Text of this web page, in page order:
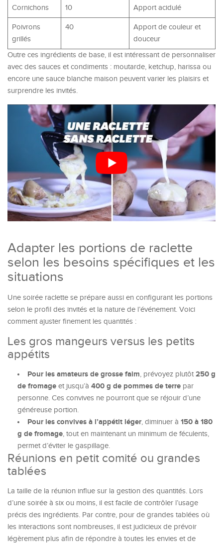
Cornichons 10 Apport acidulé
Poivrons
grillés
40
Apport de couleur et
douceur
Outre ces ingrédients de base, il est intéressant de personnaliser
avec des sauces et condiments : moutarde, ketchup, harissa ou
encore une sauce blanche maison peuvent varier les plaisirs et
surprendre les invités.
Adapter les portions de raclette
selon les besoins spécifiques et les
situations
Une soirée raclette se prépare aussi en configurant les portions
selon le profil des invités et la nature de l’événement. Voici
comment ajuster finement les quantités :
Les gros mangeurs versus les petits
appétits
Pour les amateurs de grosse faim, prévoyez plutôt 250 g
de fromage et jusqu’à 400 g de pommes de terre par
personne. Ces convives ne pourront que se réjouir d’une
généreuse portion.
Pour les convives à l’appétit léger, diminuer à 150 à 180
g de fromage, tout en maintenant un minimum de féculents,
permet d’éviter le gaspillage.
Réunions en petit comité ou grandes
tablées
La taille de la réunion influe sur la gestion des quantités. Lors
d’une soirée à six ou moins, il est facile de contrôler l’usage
précis des ingrédients. Par contre, pour de grandes tablées où
les interactions sont nombreuses, il est judicieux de prévoir
légèrement plus afin de répondre à toutes les envies et de